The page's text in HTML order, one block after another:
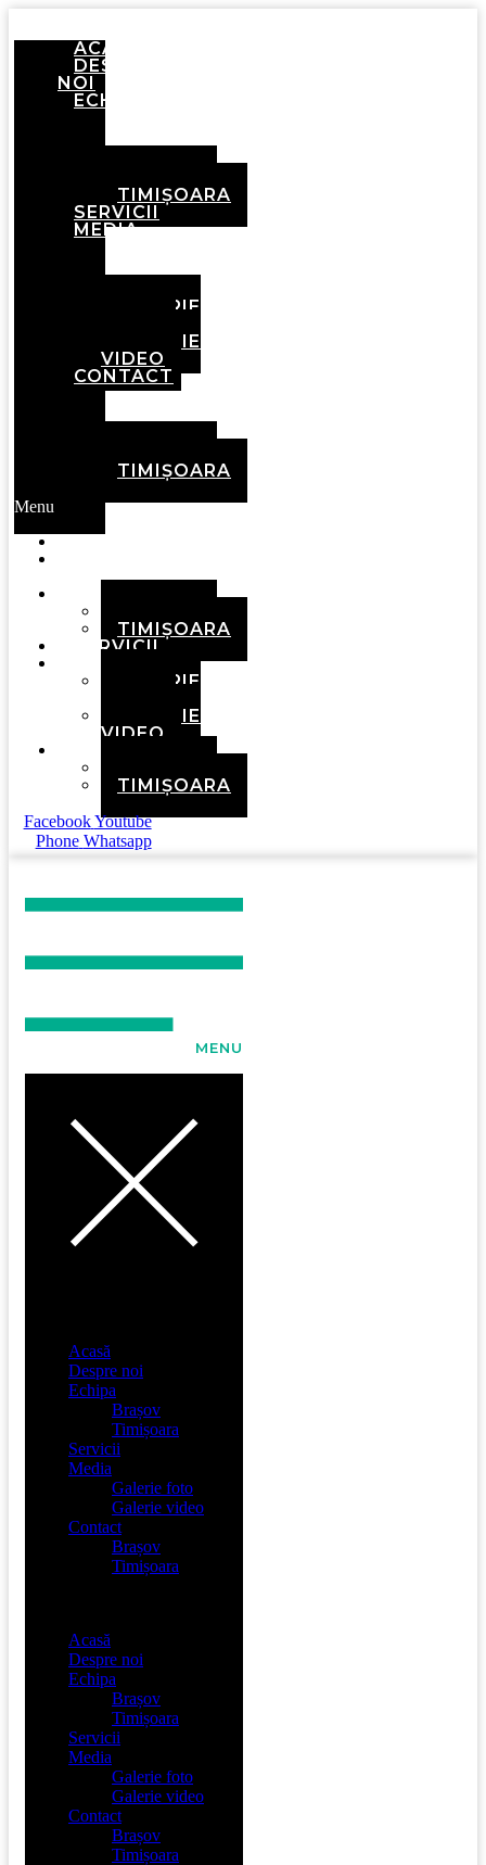
ACASĂ
DESPRE
NOI
ECHIPA
TIMIȘOARA
SERVICII
MEDIA
GALERIE
GALERIE
VIDEO
CONTACT
TIMIȘOARA
Menu
TIMIȘOARA
SERVICII
GALERIE
GALERIE
VIDEO
TIMIȘOARA
Facebook Youtube
Phone Whatsapp
MENU
Acasă
Despre noi
Echipa
Brașov
Timișoara
Servicii
Media
Galerie foto
Galerie video
Contact
Brașov
Timișoara
Acasă
Despre noi
Echipa
Brașov
Timișoara
Servicii
Media
Galerie foto
Galerie video
Contact
Brașov
Timișoara